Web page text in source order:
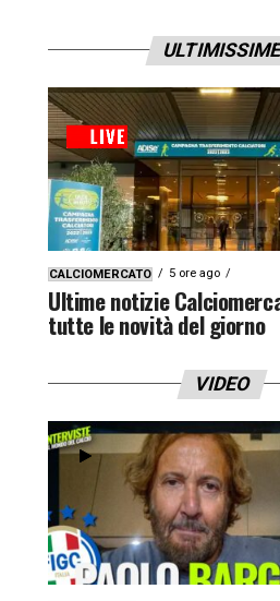
CALCIOMERCATO 5 ore ago
Ultime notizie
tutte le novità del giorno
VIDEO